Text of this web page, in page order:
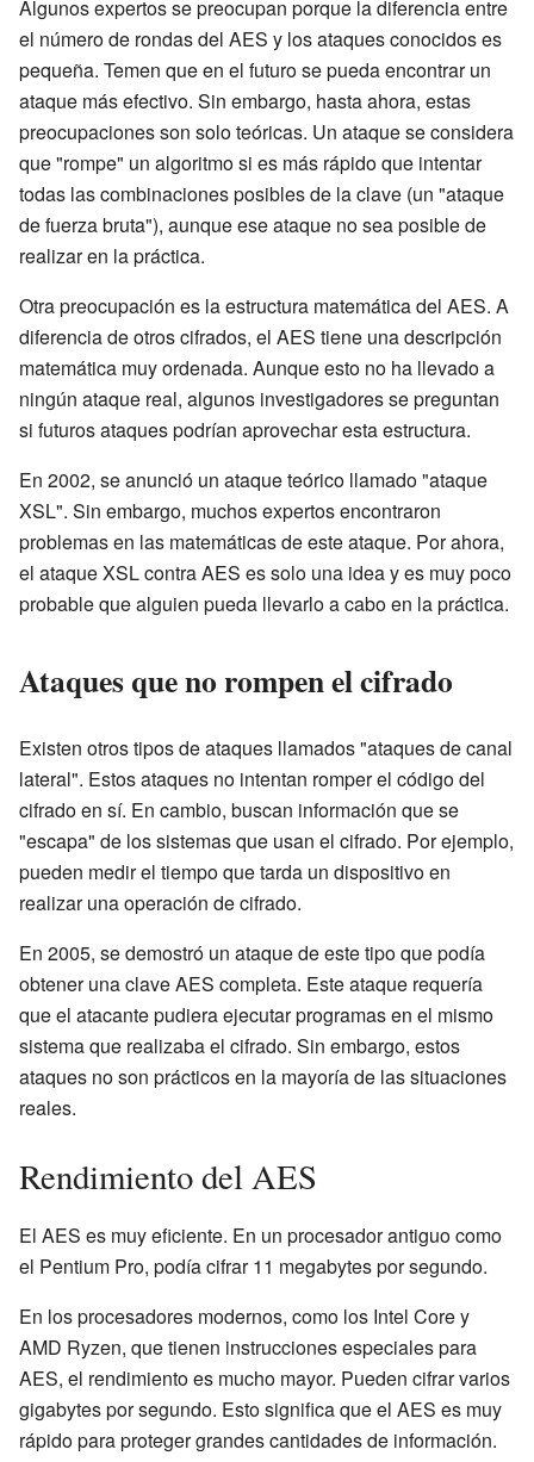
Algunos expertos se preocupan porque la diferencia entre
el número de rondas del AES y los ataques conocidos es
pequeña. Temen que en el futuro se pueda encontrar un
ataque más efectivo. Sin embargo, hasta ahora, estas
preocupaciones son solo teóricas. Un ataque se considera
que "rompe" un algoritmo si es más rápido que intentar
todas las combinaciones posibles de la clave (un "ataque
de fuerza bruta"), aunque ese ataque no sea posible de
realizar en la práctica.
Otra preocupación es la estructura matemática del AES. A
diferencia de otros cifrados, el AES tiene una descripción
matemática muy ordenada. Aunque esto no ha llevado a
ningún ataque real, algunos investigadores se preguntan
si futuros ataques podrían aprovechar esta estructura.
En 2002, se anunció un ataque teórico llamado "ataque
XSL". Sin embargo, muchos expertos encontraron
problemas en las matemáticas de este ataque. Por ahora,
el ataque XSL contra AES es solo una idea y es muy poco
probable que alguien pueda llevarlo a cabo en la práctica.
Ataques que no rompen el cifrado
Existen otros tipos de ataques llamados "ataques de canal
lateral". Estos ataques no intentan romper el código del
cifrado en sí. En cambio, buscan información que se
"escapa" de los sistemas que usan el cifrado. Por ejemplo,
pueden medir el tiempo que tarda un dispositivo en
realizar una operación de cifrado.
En 2005, se demostró un ataque de este tipo que podía
obtener una clave AES completa. Este ataque requería
que el atacante pudiera ejecutar programas en el mismo
sistema que realizaba el cifrado. Sin embargo, estos
ataques no son prácticos en la mayoría de las situaciones
reales.
Rendimiento del AES
El AES es muy eficiente. En un procesador antiguo como
el Pentium Pro, podía cifrar 11 megabytes por segundo.
En los procesadores modernos, como los Intel Core y
AMD Ryzen, que tienen instrucciones especiales para
AES, el rendimiento es mucho mayor. Pueden cifrar varios
gigabytes por segundo. Esto significa que el AES es muy
rápido para proteger grandes cantidades de información.